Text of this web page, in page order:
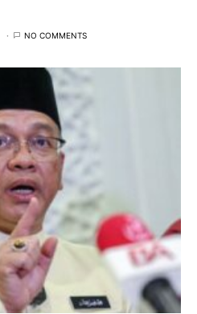
NO COMMENTS